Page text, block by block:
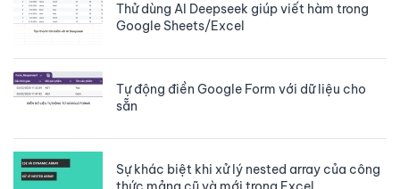
Thử dùng AI Deepseek giúp viết hàm trong
Google Sheets/Excel
Tự động điền Google Form với dữ liệu cho
sẵn
Sự khác biệt khi xử lý nested array của công